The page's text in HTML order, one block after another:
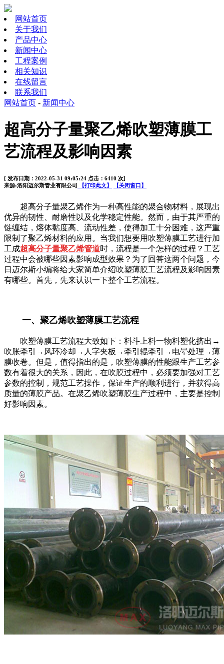
网站首页
关于我们
产品中心
新闻中心
工程案例
相关知识
在线留言
联系我们
网站首页 - 新闻中心
超高分子量聚乙烯吹塑薄膜工
艺流程及影响因素
[ 发布日期：2022-05-31 09:05:24 点击：6410 次]
来源:洛阳迈尔斯管业有限公司
【打印此文】 【关闭窗口】
超高分子量聚乙烯作为一种高性能的聚合物材料，展现出
优异的韧性、耐磨性以及化学稳定性能。然而，由于其严重的
链缠结，熔体黏度高、流动性差，使得加工十分困难，这严重
限制了聚乙烯材料的应用。当我们想要用吹塑薄膜工艺进行加
工成超高分子量聚乙烯管道时，流程是一个怎样的过程？工艺
过程中会被哪些因素影响成型效果？为了回答这两个问题，今
日迈尔斯小编将给大家简单介绍吹塑薄膜工艺流程及影响因素
有哪些。首先，先来认识一下整个工艺流程。
一、聚乙烯吹塑薄膜工艺流程
吹塑薄膜工艺流程大致如下：料斗上料一物料塑化挤出→
吹胀牵引→风环冷却→人字夹板→牵引辊牵引→电晕处理→薄
膜收卷。但是，值得指出的是，吹塑薄膜的性能跟生产工艺参
数有着很大的关系，因此，在吹膜过程中，必须要加强对工艺
参数的控制，规范工艺操作，保证生产的顺利进行，并获得高
质量的薄膜产品。在聚乙烯吹塑薄膜生产过程中，主要是控制
好影响因素。